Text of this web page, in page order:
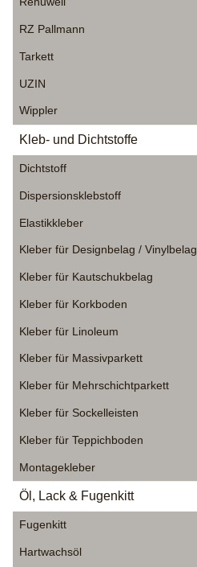
RZ Pallmann
Tarkett
UZIN
Wippler
Kleb- und Dichtstoffe
Dichtstoff
Dispersionsklebstoff
Elastikkleber
Kleber für Designbelag / Vinylbelag
Kleber für Kautschukbelag
Kleber für Korkboden
Kleber für Linoleum
Kleber für Massivparkett
Kleber für Mehrschichtparkett
Kleber für Sockelleisten
Kleber für Teppichboden
Montagekleber
Öl, Lack & Fugenkitt
Fugenkitt
Hartwachsöl